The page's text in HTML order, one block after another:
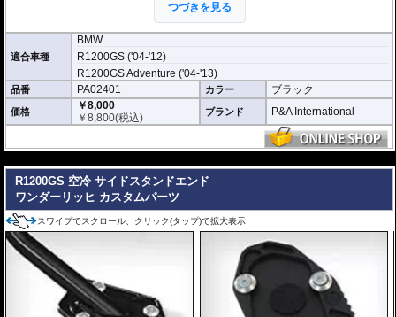
取付は付属の強力粘着シートを使い、簡単
に行えます。通常使用での脱落は心配あり
ませんが、取付作業の不備(洗浄、脱脂不十分)等においてはこの限りではあり
ません。ビスが付属しているパッケージについてはビス止めを強く推奨いたし
ます。ビス止めしていない場合の脱落による保証は致しかねます。
※写真はイメージです。車種により、フェンダーのデザインは多少異なりま
す。
つづきを見る
適合車種
BMW
R1200GS ('04-'12)
R1200GS Adventure ('04-'13)
品番 PA02401 カラー ブラック
価格
￥8,000
￥8,800(税込) ブランド P&A International
R1200GS 空冷 サイドスタンドエンド
ワンダーリッヒ カスタムパーツ
スワイプでスクロール、クリック(タップ)で拡大表示